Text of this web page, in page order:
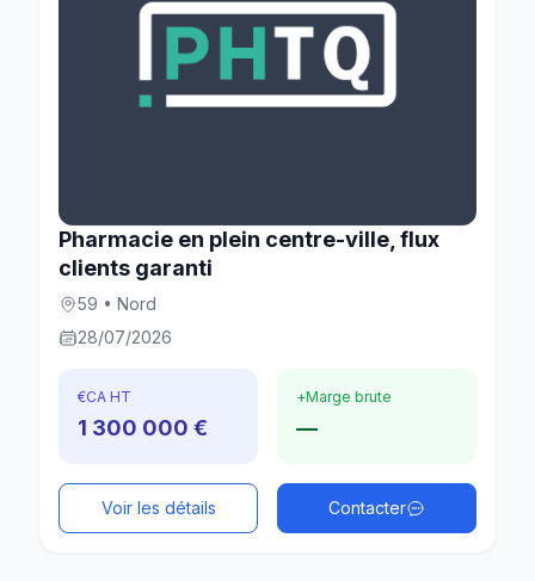
Pharmacie en plein centre-ville, flux
clients garanti
59 • Nord
28/07/2026
€CA HT
1 300 000 €
+Marge brute
—
Voir les détails Contacter